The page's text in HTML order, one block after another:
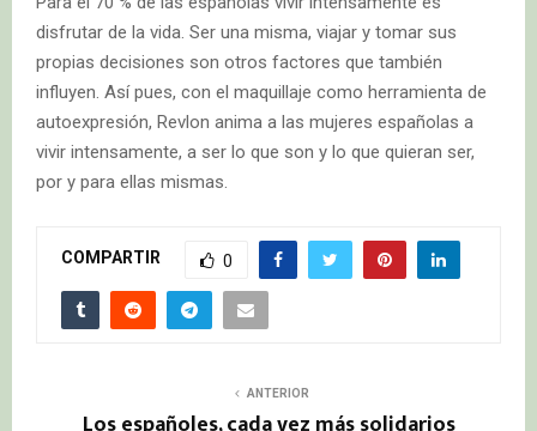
disfrutar de la vida. Ser una misma, viajar y tomar sus
propias decisiones son otros factores que también
influyen. Así pues, con el maquillaje como herramienta de
autoexpresión, Revlon anima a las mujeres españolas a
vivir intensamente, a ser lo que son y lo que quieran ser,
por y para ellas mismas.
COMPARTIR 0
ANTERIOR